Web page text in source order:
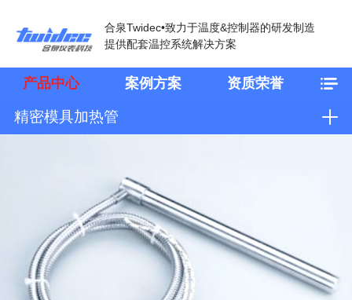
合泉Twidec•致力于温度&控制器的研发制造
提供配套温控系统解决方案
产品中心 案例方案 资质荣誉
精密模具加热管